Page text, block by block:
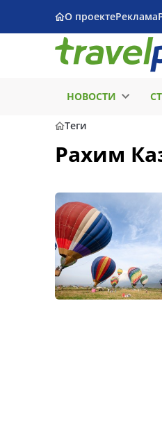
О проектеРеклама
НОВОСТИ
Теги
Рахим